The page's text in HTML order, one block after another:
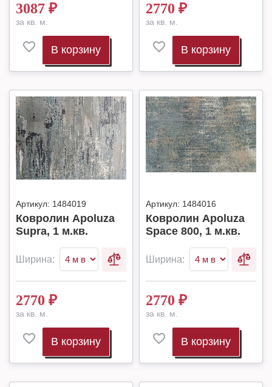
3087 ₽
за кв. м.
В корзину
2770 ₽
за кв. м.
В корзину
Артикул: 1484019
Ковролин Apoluza
Supra, 1 м.кв.
Ширина:
2770 ₽
за кв. м.
В корзину
Артикул: 1484016
Ковролин Apoluza
Space 800, 1 м.кв.
Ширина:
2770 ₽
за кв. м.
В корзину